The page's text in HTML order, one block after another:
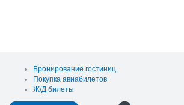
Бронирование гостиниц
Покупка авиабилетов
Ж/Д билеты